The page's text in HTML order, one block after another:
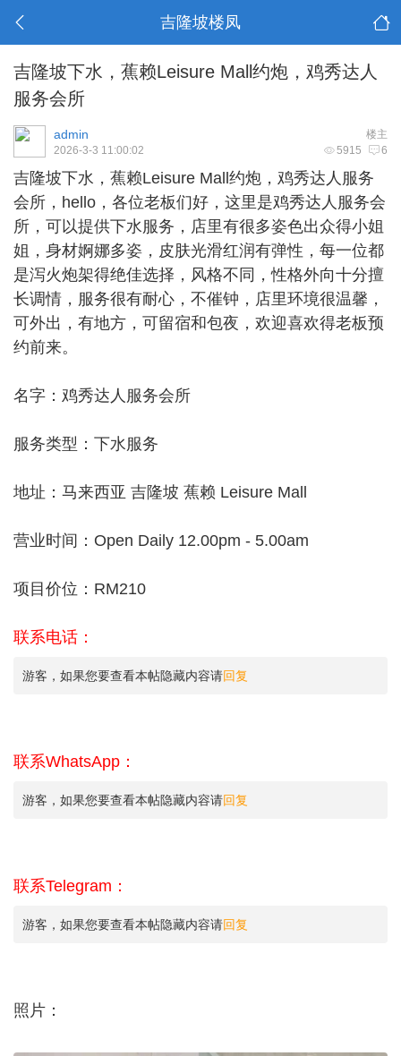
吉隆坡楼凤
吉隆坡下水，蕉赖Leisure Mall约炮，鸡秀达人
服务会所
楼主
admin
5915 6
2026-3-3 11:00:02
吉隆坡下水 ，蕉赖Leisure Mall约炮，鸡秀达人服务
会所，hello，各位老板们好，这里是鸡秀达人服务会
所，可以提供下水服务，店里有很多姿色出众得小姐
姐，身材婀娜多姿，皮肤光滑红润有弹性，每一位都
是泻火炮架得绝佳选择，风格不同，性格外向十分擅
长调情，服务很有耐心，不催钟，店里环境很温馨，
可外出，有地方，可留宿和包夜，欢迎喜欢得老板预
约前来。
名字：鸡秀达人服务会所
服务类型：下水服务
地址：马来西亚 吉隆坡 蕉赖 Leisure Mall
营业时间：Open Daily 12.00pm - 5.00am
项目价位：RM210
联系电话：
游客，如果您要查看本帖隐藏内容请回复
联系WhatsApp：
游客，如果您要查看本帖隐藏内容请回复
联系Telegram：
游客，如果您要查看本帖隐藏内容请回复
照片：